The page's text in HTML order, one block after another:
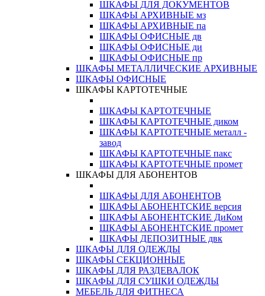
ШКАФЫ ДЛЯ ДОКУМЕНТОВ
ШКАФЫ АРХИВНЫЕ мз
ШКАФЫ АРХИВНЫЕ па
ШКАФЫ ОФИСНЫЕ дв
ШКАФЫ ОФИСНЫЕ ди
ШКАФЫ ОФИСНЫЕ пр
ШКАФЫ МЕТАЛЛИЧЕСКИЕ АРХИВНЫЕ
ШКАФЫ ОФИСНЫЕ
ШКАФЫ КАРТОТЕЧНЫЕ
ШКАФЫ КАРТОТЕЧНЫЕ
ШКАФЫ КАРТОТЕЧНЫЕ диком
ШКАФЫ КАРТОТЕЧНЫЕ металл -
завод
ШКАФЫ КАРТОТЕЧНЫЕ пакс
ШКАФЫ КАРТОТЕЧНЫЕ промет
ШКАФЫ ДЛЯ АБОНЕНТОВ
ШКАФЫ ДЛЯ АБОНЕНТОВ
ШКАФЫ АБОНЕНТСКИЕ версия
ШКАФЫ АБОНЕНТСКИЕ ДиКом
ШКАФЫ АБОНЕНТСКИЕ промет
ШКАФЫ ДЕПОЗИТНЫЕ двк
ШКАФЫ ДЛЯ ОДЕЖДЫ
ШКАФЫ СЕКЦИОННЫЕ
ШКАФЫ ДЛЯ РАЗДЕВАЛОК
ШКАФЫ ДЛЯ СУШКИ ОДЕЖДЫ
МЕБЕЛЬ ДЛЯ ФИТНЕСА